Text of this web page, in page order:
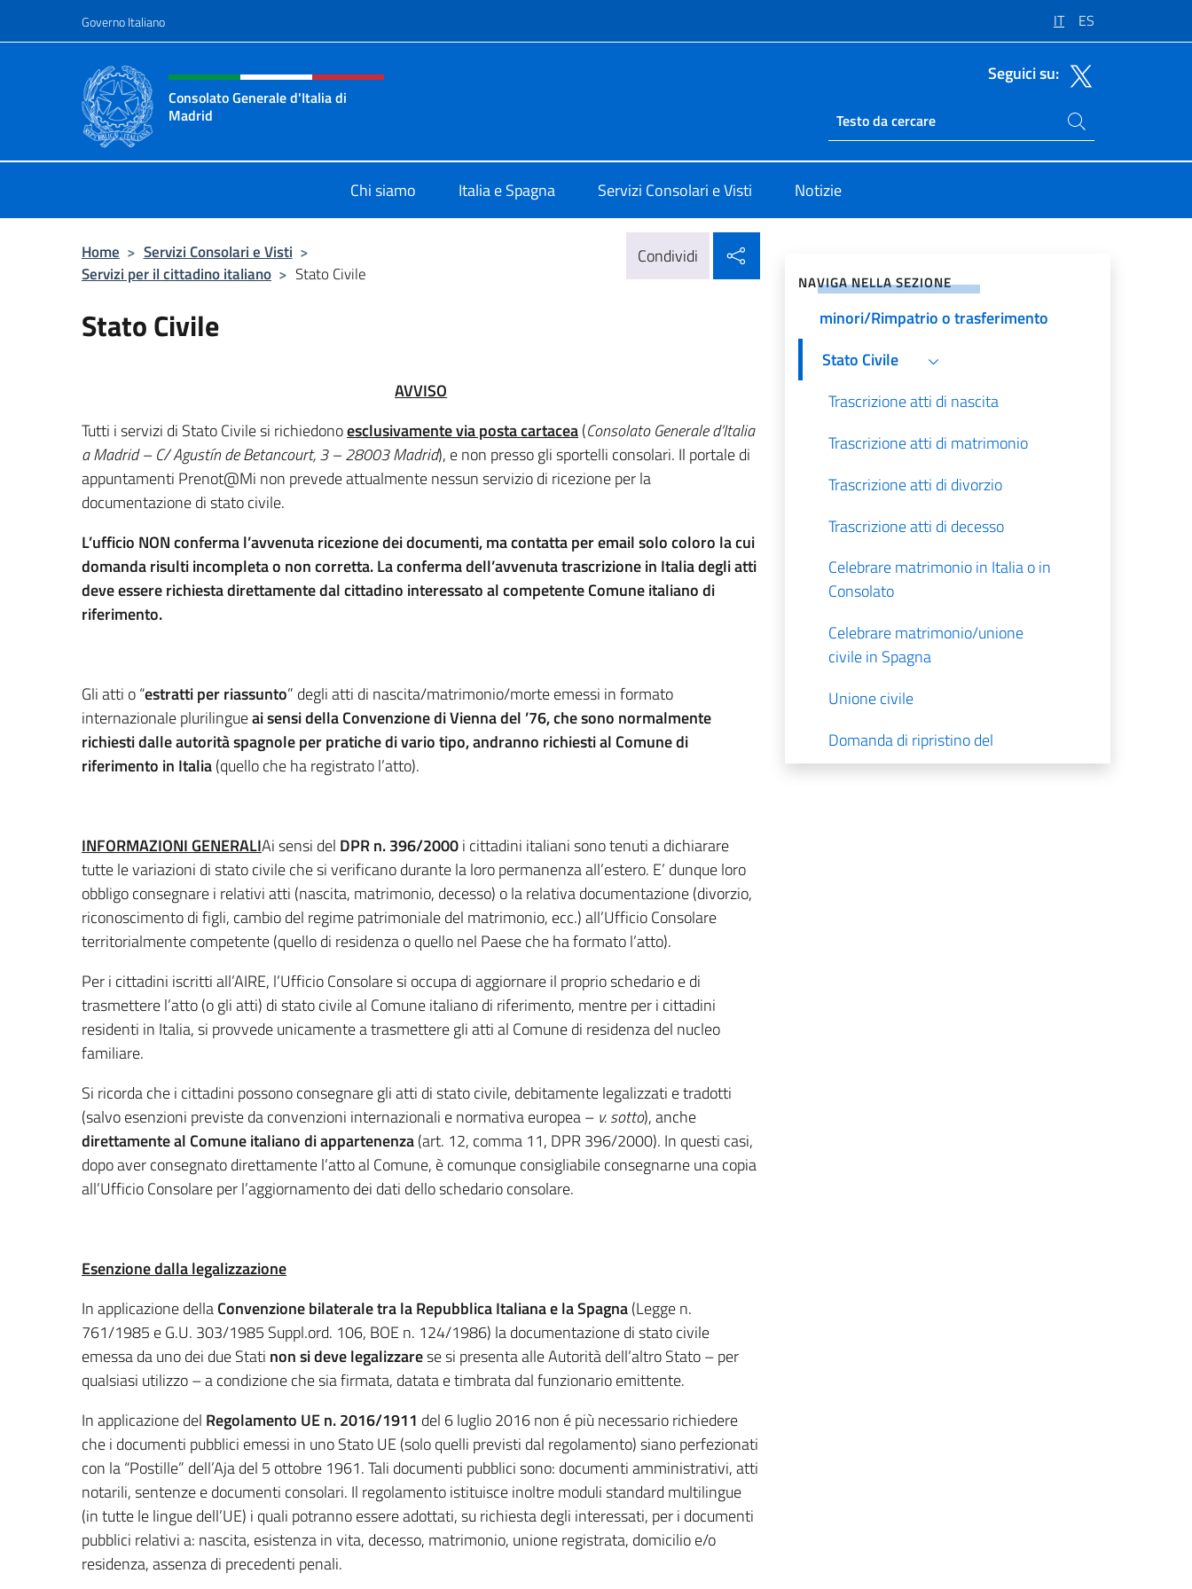
Governo Italiano IT ES
Intestazione sito, social e menù
Consolato Generale d'Italia di
Madrid
Seguici su:
Ricerca sito live
Cerca nel sito
Chi siamo Italia e Spagna Servizi Consolari e Visti Notizie
Home > Servizi Consolari e Visti >
Servizi per il cittadino italiano > Stato Civile
Condividi
Stato Civile
AVVISO
Tutti i servizi di Stato Civile si richiedonoesclusivamente via posta cartacea(Consolato Generale d’Italia
a Madrid – C/ Agustín de Betancourt, 3 – 28003 Madrid), e non presso gli sportelli consolari. Il portale di
appuntamenti Prenot@Mi non prevede attualmente nessun servizio di ricezione per la
documentazione di stato civile.
L’ufficio NON conferma l’avvenuta ricezione dei documenti, ma contatta per email solo coloro la cui
domanda risulti incompleta o non corretta. La conferma dell’avvenuta trascrizione in Italia degli atti
deve essere richiesta direttamente dal cittadino interessato al competente Comune italiano di
riferimento.
Gli atti o “estratti per riassunto” degli atti di nascita/matrimonio/morte emessi in formato
internazionale plurilingueai sensi della Convenzione di Vienna del ’76, che sono normalmente
richiesti dalle autorità spagnole per pratiche di vario tipo, andranno richiesti al Comune di
riferimento in Italia(quello che ha registrato l’atto).
INFORMAZIONI GENERALIAi sensi del DPR n. 396/2000i cittadini italiani sono tenuti a dichiarare
tutte le variazioni di stato civile che si verificano durante la loro permanenza all’estero. E’ dunque loro
obbligo consegnare i relativi atti (nascita, matrimonio, decesso) o la relativa documentazione (divorzio,
riconoscimento di figli, cambio del regime patrimoniale del matrimonio, ecc.) all’Ufficio Consolare
territorialmente competente (quello di residenza o quello nel Paese che ha formato l’atto).
Per i cittadini iscritti all’AIRE, l’Ufficio Consolare si occupa di aggiornare il proprio schedario e di
trasmettere l’atto (o gli atti) di stato civile al Comune italiano di riferimento, mentre per i cittadini
residenti in Italia, si provvede unicamente a trasmettere gli atti al Comune di residenza del nucleo
familiare.
Si ricorda che i cittadini possono consegnare gli atti di stato civile, debitamente legalizzati e tradotti
(salvo esenzioni previste da convenzioni internazionali e normativa europea – v. sotto), anche
direttamente al Comune italiano di appartenenza(art. 12, comma 11, DPR 396/2000). In questi casi,
dopo aver consegnato direttamente l’atto al Comune, è comunque consigliabile consegnarne una copia
all’Ufficio Consolare per l’aggiornamento dei dati dello schedario consolare.
Esenzione dalla legalizzazione
In applicazione dellaConvenzione bilaterale tra la Repubblica Italiana e la Spagna(Legge n.
761/1985 e G.U. 303/1985 Suppl.ord. 106, BOE n. 124/1986) la documentazione di stato civile
emessa da uno dei due Stati non si deve legalizzarese si presenta alle Autorità dell’altro Stato – per
qualsiasi utilizzo – a condizione che sia firmata, datata e timbrata dal funzionario emittente.
In applicazione del Regolamento UE n. 2016/1911 del 6 luglio 2016 non é più necessario richiedere
che i documenti pubblici emessi in uno Stato UE (solo quelli previsti dal regolamento) siano perfezionati
con la “Postille” dell’Aja del 5 ottobre 1961. Tali documenti pubblici sono: documenti amministrativi, atti
notarili, sentenze e documenti consolari. Il regolamento istituisce inoltre moduli standard multilingue
(in tutte le lingue dell’UE) i quali potranno essere adottati, su richiesta degli interessati, per i documenti
pubblici relativi a: nascita, esistenza in vita, decesso, matrimonio, unione registrata, domicilio e/o
residenza, assenza di precedenti penali.
NAVIGA NELLA SEZIONE
Anagrafe Italiani residenti
indirizzo/Cambio AIRE/Iscrizione
minori/Rimpatrio o trasferimento
Stato Civile
Trascrizione atti di nascita
Trascrizione atti di matrimonio
Trascrizione atti di divorzio
Trascrizione atti di decesso
Celebrare matrimonio in Italia o in
Consolato
Celebrare matrimonio/unione
civile in Spagna
Unione civile
Domanda di ripristino del
cognome originario